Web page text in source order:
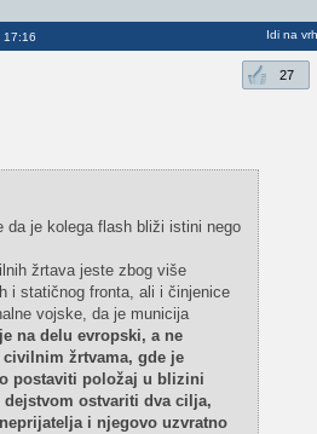
17:16 Idi na vrh
27
da je kolega flash bliži istini nego
žrtava jeste zbog više
i statičnog fronta, ali i činjenice
vojske, da je municija
na delu evropski, a ne
žrtvama, gde je
postaviti položaj u blizini
dejstvom ostvariti dva cilja,
i njegovo uzvratno